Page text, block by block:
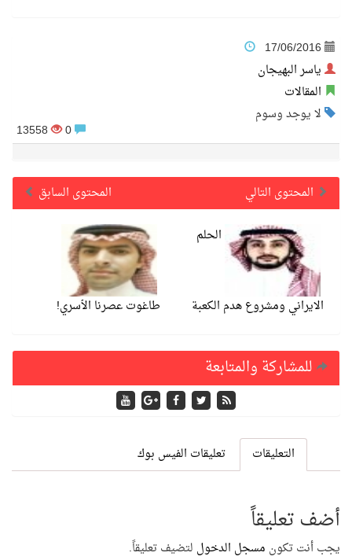
17/06/2016
ياسر البهيجان
المقالات
لا يوجد وسوم
13558
المحتوى السابق المحتوى التالي
طاغوت عصرنا الأسري!
الحلم
الايراني ومشروع هدم الكعبة
للمشاركة والمتابعة
التعليقات تعليقات الفيس بوك
أضف تعليقاً
يجب أنت تكون مسجل الدخول لتضيف تعليقاً.